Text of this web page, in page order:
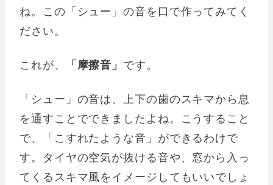
ね。この「シュー」の音を口で作ってみてく
ださい。
これが、 「摩擦音」 です。
「シュー」の音は、上下の歯のスキマから息
を通すことでできましたよね。こうすること
で、「こすれたような音」ができるわけで
す。タイヤの空気が抜ける音や、窓から入っ
てくるスキマ風をイメージしてもいいでしょ